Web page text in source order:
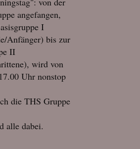
angefangen,
I
Anfänger) bis zur
II
wird von
Uhr nonstop
die THS Gruppe
alle dabei.